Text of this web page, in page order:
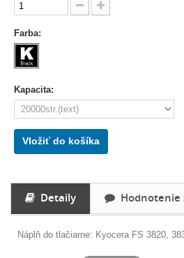
Farba:
Kapacita:
Vložiť do košíka
Detaily Hodnotenie
Náplň do tlačiarne: Kyocera FS 3820,